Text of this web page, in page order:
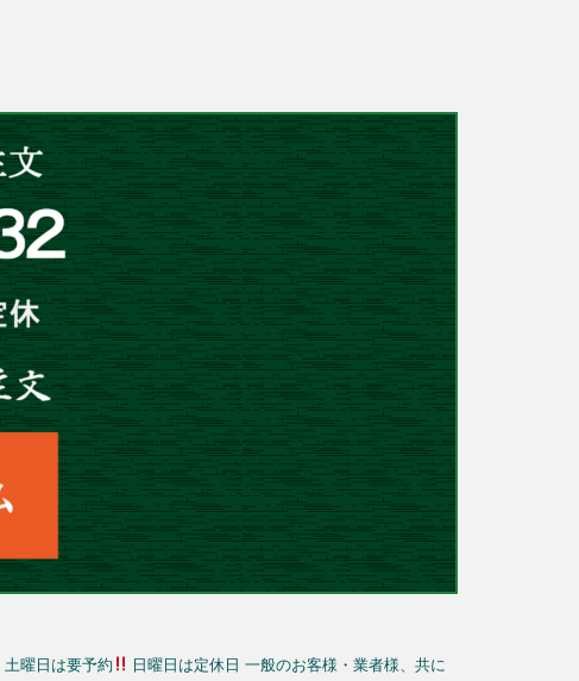
土曜日は要予約 日曜日は定休日 一般のお客様・業者様、共に